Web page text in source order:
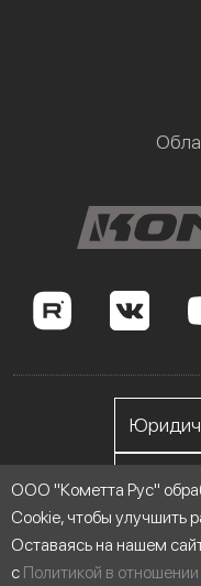
ООО
ООО "Кометта Рус"
Cookie, чтобы улучшить
Оставаясь на нашем
с Политикой в